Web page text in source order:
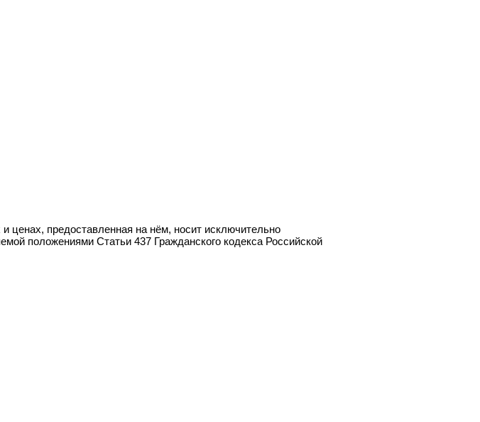
ценах, предоставленная на нём, носит исключительно
положениями Статьи 437 Гражданского кодекса Российской